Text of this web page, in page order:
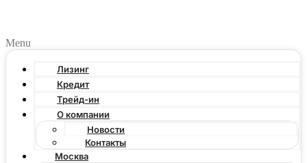
Menu
Лизинг
Кредит
Трейд-ин
О компании
Новости
Контакты
Москва